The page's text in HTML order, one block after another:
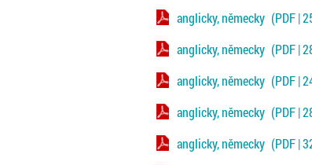
anglicky, německy (PDF |
anglicky, německy (PDF |
anglicky, německy (PDF |
anglicky, německy (PDF |
anglicky, německy (PDF |